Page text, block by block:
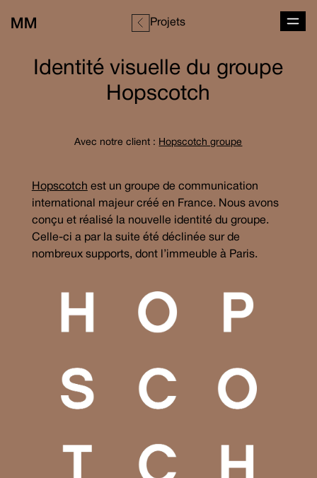
Projets
Identité visuelle du groupe
Hopscotch
Avec notre client : Hopscotch groupe
Hopscotch est un groupe de communication
international majeur créé en France. Nous avons
conçu et réalisé la nouvelle identité du groupe.
Celle-ci a par la suite été déclinée sur de
nombreux supports, dont l’immeuble à Paris.